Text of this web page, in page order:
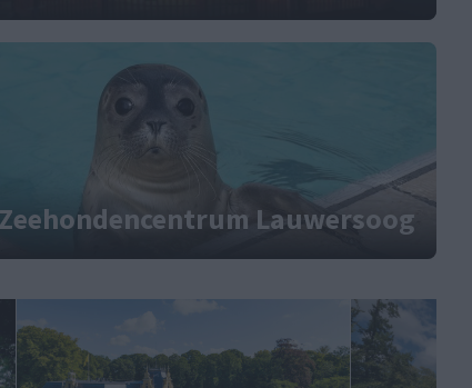
Zeehondencentrum Lauwersoog